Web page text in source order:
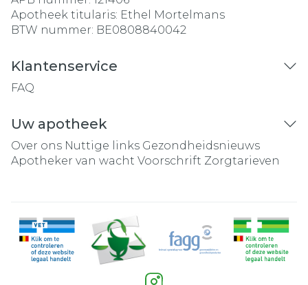
Apotheek titularis: Ethel Mortelmans
BTW nummer: BE0808840042
Klantenservice
FAQ
Uw apotheek
Over ons Nuttige links Gezondheidsnieuws
Apotheker van wacht Voorschrift Zorgtarieven